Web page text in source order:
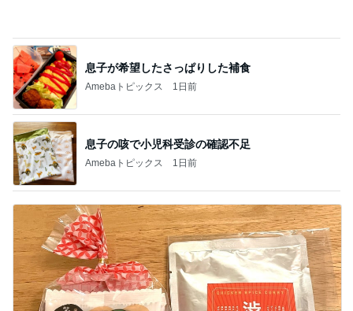
息子が希望したさっぱりした補食
Amebaトピックス 1日前
息子の咳で小児科受診の確認不足
Amebaトピックス 1日前